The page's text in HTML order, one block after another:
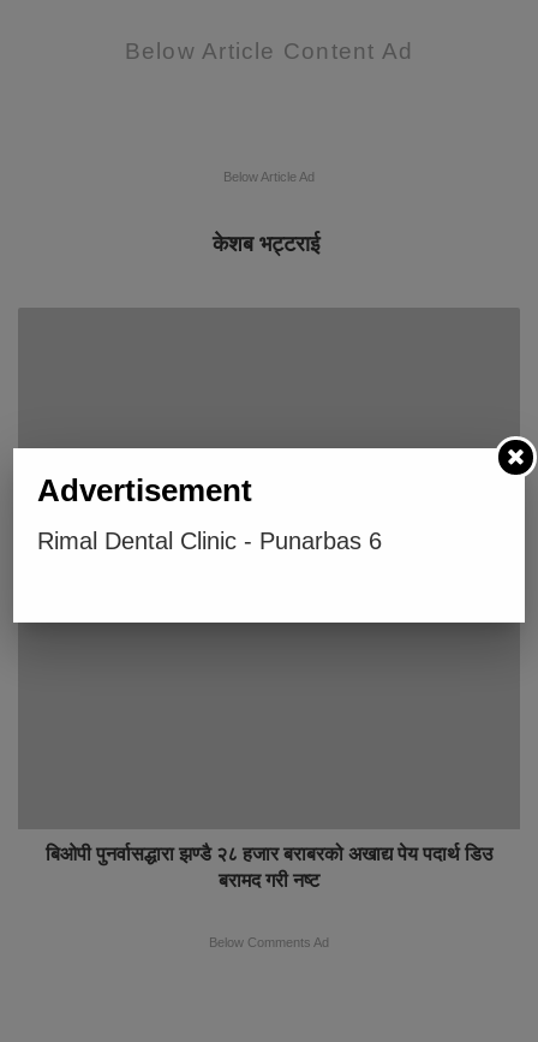
Below Article Content Ad
Below Article Ad
केशब भट्टराई
पुनर्वासमा विद्यार्थी भर्ना अभियान सुरु, पालिकाका सात बिद्यालयलाई
बिओपी पुनर्वासद्धारा झण्डै २८ हजार बराबरको अखाद्य पेय पदार्थ डिउ
बरामद गरी नष्ट
Below Comments Ad
Advertisement
Rimal Dental Clinic - Punarbas 6